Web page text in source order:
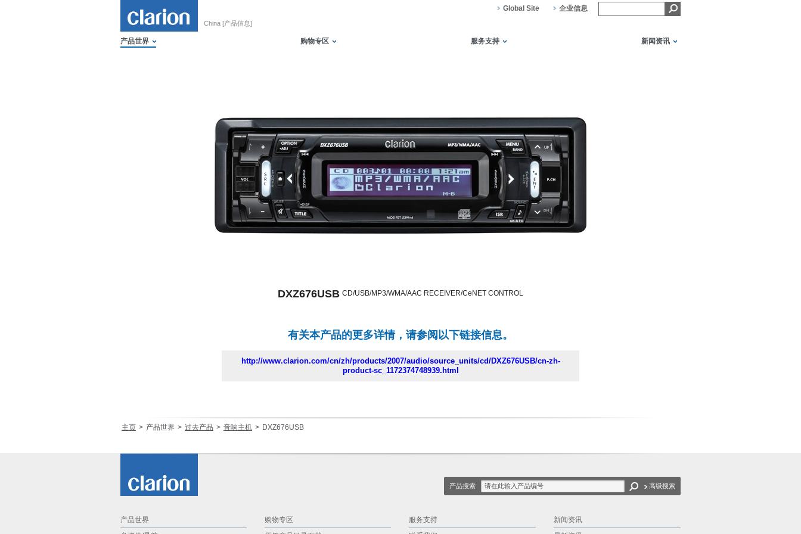
China [产品信息]
Global Site 企业信息
产品世界 购物专区 服务支持 新闻资讯
DXZ676USB CD/USB/MP3/WMA/AAC RECEIVER/CeNET CONTROL
有关本产品的更多详情，请参阅以下链接信息。
http://www.clarion.com/cn/zh/products/2007/audio/source_units/cd/DXZ676USB/cn-zh-
product-sc_1172374748939.html
主页 产品世界 过去产品 音响主机 DXZ676USB
产品搜索 高级搜索
产品世界
购物专区
服务支持
新闻资讯